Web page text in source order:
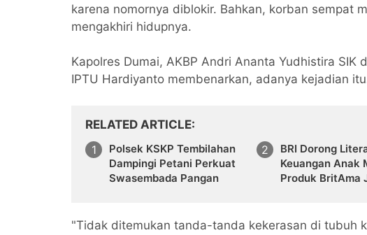
karena nomornya diblokir. Bahkan, korban sempat
mengakhiri hidupnya.
Kapolres Dumai, AKBP Andri Ananta Yudhistira SIK
IPTU Hardiyanto membenarkan, adanya kejadian
RELATED ARTICLE
Polsek KSKP Tembilahan
Dampingi Petani Perkuat
Swasembada Pangan
BRI Dorong
Keuangan Anak
Produk BritAma
"Tidak ditemukan tanda-tanda kekerasan di tubuh